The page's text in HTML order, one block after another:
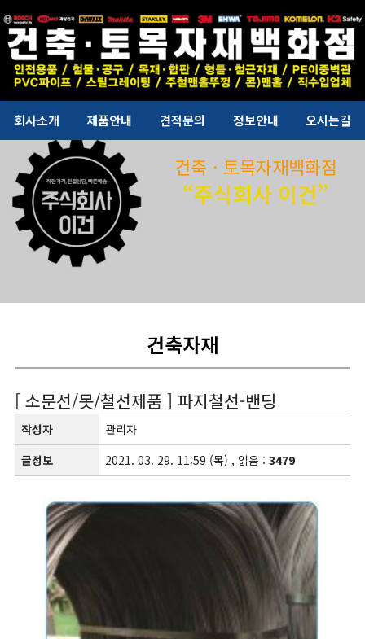
회사소개 제품안내 견적문의 정보안내 오시는길
건축ㆍ토목자재백화점
“주식회사 이건”
건축자재
[ 소문선/못/철선제품 ] 파지철선-밴딩
작성자
관리자
글정보
2021. 03. 29. 11:59 (목) , 읽음 : 3479